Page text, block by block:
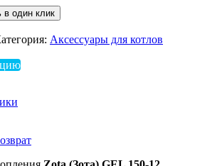
в один клик
Аксессуары для котлов